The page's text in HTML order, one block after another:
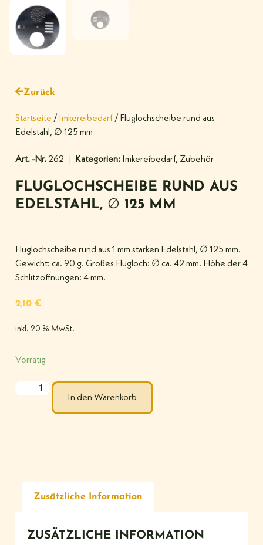
Zurück
Startseite / Imkereibedarf / Fluglochscheibe rund aus
Edelstahl, ∅ 125 mm
Art. -Nr.262 Kategorien: Imkereibedarf, Zubehör
FLUGLOCHSCHEIBE RUND AUS
EDELSTAHL, ∅ 125 MM
Fluglochscheibe rund aus 1 mm starken Edelstahl, ∅ 125 mm.
Gewicht: ca. 90 g. Großes Flugloch: ∅ ca. 42 mm. Höhe der 4
Schlitzöffnungen: 4 mm.
2,10 €
inkl. 20 % MwSt.
Vorrätig
In den Warenkorb
Zusätzliche Information
ZUSÄTZLICHE INFORMATION